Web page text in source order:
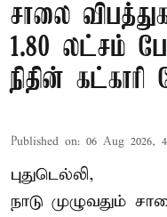
சாலை
1.80 லட்சம்
நிதின்
Published on: 06 Aug 2026,
புதுடெல்லி,
நாடு முழுவதும்